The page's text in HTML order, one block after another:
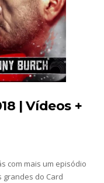
Triple H
claro aos
RAW: Bully Ray
utilização de
| Vídeos +
com mais um episódio
grandes do Card